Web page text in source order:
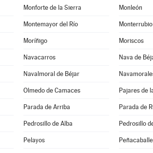
Monforte de la Sierra Monleón
Montemayor del Río
Moríñigo Moriscos
Navacarros Nava de
Navalmoral de Béjar
Olmedo de Camaces Pajares de
Parada de Arriba Parada de
Pedrosillo de Alba Pedrosillo
Pelayos